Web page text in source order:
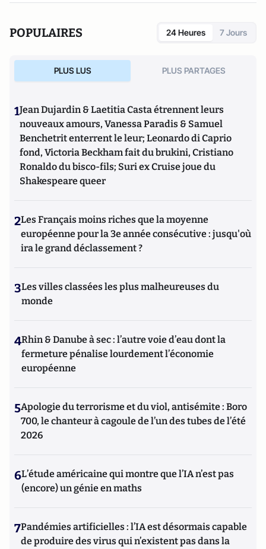
POPULAIRES 24 Heures 7 Jours
PLUS LUS PLUS PARTAGES
1Jean Dujardin & Laetitia Casta étrennent leurs
nouveaux amours, Vanessa Paradis & Samuel
Benchetrit enterrent le leur; Leonardo di Caprio
fond, Victoria Beckham fait du brukini, Cristiano
Ronaldo du bisco-fils; Suri ex Cruise joue du
Shakespeare queer
2Les Français moins riches que la moyenne
européenne pour la 3e année consécutive : jusqu'où
ira le grand déclassement ?
3Les villes classées les plus malheureuses du
monde
4Rhin & Danube à sec : l’autre voie d’eau dont la
fermeture pénalise lourdement l’économie
européenne
5Apologie du terrorisme et du viol, antisémite : Boro
700, le chanteur à cagoule de l’un des tubes de l’été
2026
6L’étude américaine qui montre que l’IA n’est pas
(encore) un génie en maths
7Pandémies artificielles : l’IA est désormais capable
de produire des virus qui n’existent pas dans la